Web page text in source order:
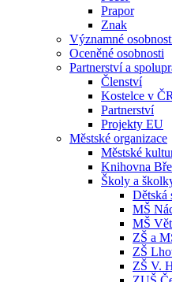
Prapor
Znak
Významné
Oceněné osobnosti
Partnerství a
Členství
Kostelce v ČR
Partnerství
Projekty EU
Městské organizace
Městské
Knihovna
Školy a
Dětská
MŠ
MŠ
ZŠ a
ZŠ
ZŠ V.